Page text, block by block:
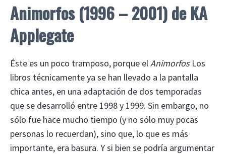
Animorfos (1996 – 2001) de KA
Applegate
Éste es un poco tramposo, porque elAnimorfos Los
libros técnicamente ya se han llevado a la pantalla
chica antes, en una adaptación de dos temporadas
que se desarrolló entre 1998 y 1999. Sin embargo, no
sólo fue hace mucho tiempo (y no sólo muy pocas
personas lo recuerdan), sino que, lo que es más
importante, era basura. Y si bien se podría argumentar